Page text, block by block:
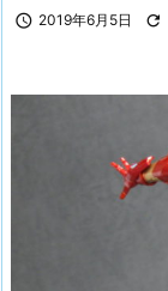
 2019年6月5日 